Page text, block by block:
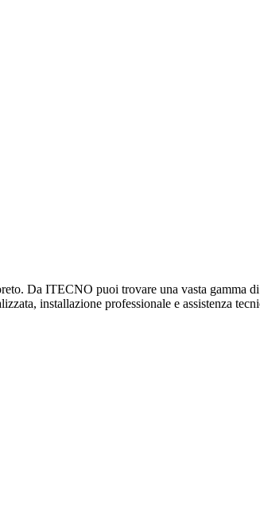
Da ITECNO puoi trovare una vasta gamma
installazione professionale e assistenza